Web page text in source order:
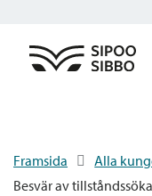
Framsida Alla
Besvär av